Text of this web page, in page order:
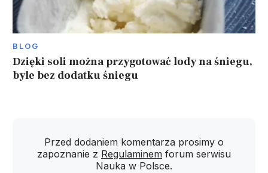
BLOG
Dzięki soli można przygotować lody na śniegu,
byle bez dodatku śniegu
Przed dodaniem komentarza prosimy o
zapoznanie z Regulaminem forum serwisu
Nauka w Polsce.